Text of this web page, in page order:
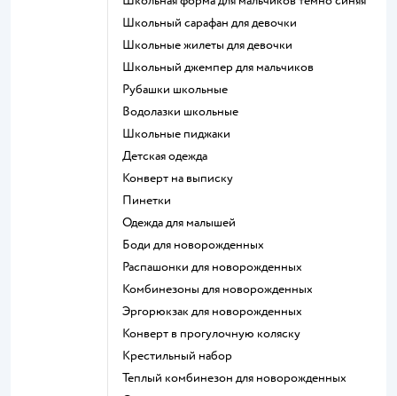
Школьный сарафан для девочки
Школьные жилеты для девочки
Школьный джемпер для мальчиков
Рубашки школьные
Водолазки школьные
Школьные пиджаки
Детская одежда
Конверт на выписку
Пинетки
Одежда для малышей
Боди для новорожденных
Распашонки для новорожденных
Комбинезоны для новорожденных
Эргорюкзак для новорожденных
Конверт в прогулочную коляску
Крестильный набор
Теплый комбинезон для новорожденных